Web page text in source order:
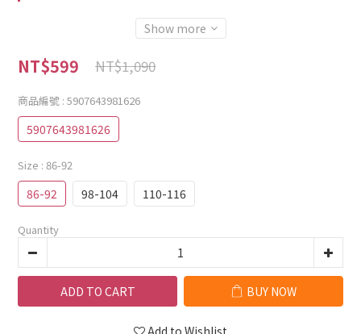
Show more
NT$599 NT$1,090
商品編號 : 5907643981626
5907643981626
Size : 86-92
86-92 98-104 110-116
Quantity
ADD TO CART BUY NOW
Add to Wishlist